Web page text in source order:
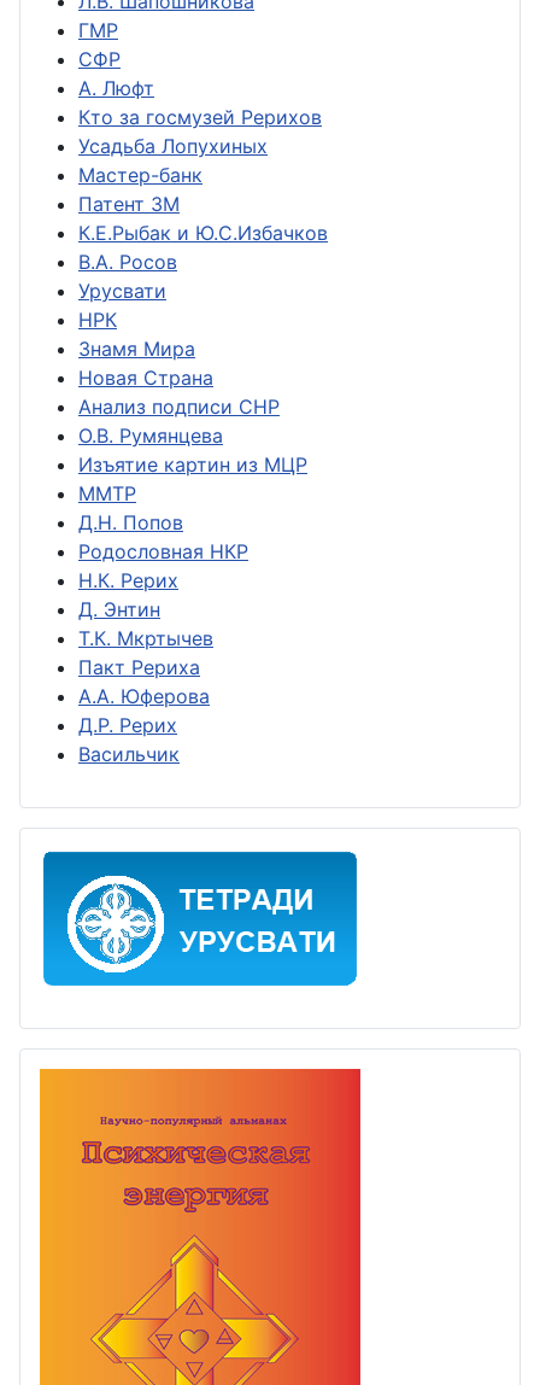
ГМР
СФР
А. Люфт
Кто за госмузей Рерихов
Усадьба Лопухиных
Мастер-банк
Патент ЗМ
К.Е.Рыбак и Ю.С.Избачков
В.А. Росов
Урусвати
НРК
Знамя Мира
Новая Страна
Анализ подписи СНР
О.В. Румянцева
Изъятие картин из МЦР
ММТР
Д.Н. Попов
Родословная НКР
Н.К. Рерих
Д. Энтин
Т.К. Мкртычев
Пакт Рериха
А.А. Юферова
Д.Р. Рерих
Васильчик